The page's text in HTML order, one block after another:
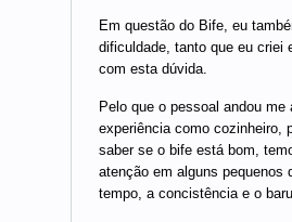
Em questão do Bife, eu
dificuldade, tanto que eu criei
com esta dúvida.
Pelo que o pessoal andou me
experiência como cozinheiro,
saber se o bife está bom,
atenção em alguns pequenos
tempo, a concistência e o